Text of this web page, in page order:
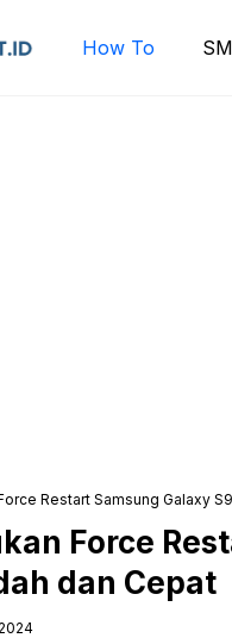
How To
Restart Samsung Galaxy
Force
dan Cepat